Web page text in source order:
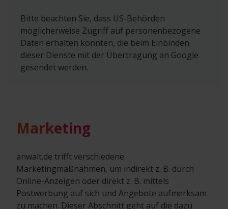
Bitte beachten Sie, dass US-Behörden
möglicherweise Zugriff auf personenbezogene
Daten erhalten könnten, die beim Einbinden
dieser Dienste mit der Übertragung an Google
gesendet werden.
Marketing
anwalt.de trifft verschiedene
Marketingmaßnahmen, um indirekt z. B. durch
Online-Anzeigen oder direkt z. B. mittels
Postwerbung auf sich und Angebote aufmerksam
zu machen. Dieser Abschnitt geht auf die dazu